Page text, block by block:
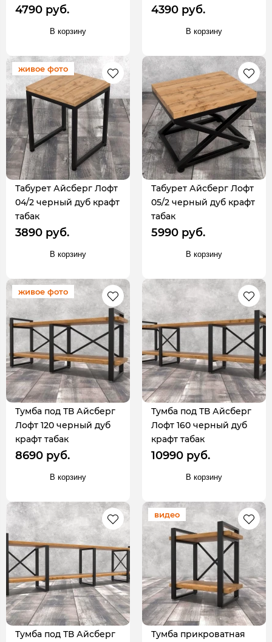
4790 руб.
В корзину
4390 руб.
В корзину
живое фото
Табурет Айсберг Лофт
04/2 черный дуб крафт
табак
3890 руб.
В корзину
Табурет Айсберг Лофт
05/2 черный дуб крафт
табак
5990 руб.
В корзину
живое фото
Тумба под ТВ Айсберг
Лофт 120 черный дуб
крафт табак
8690 руб.
В корзину
Тумба под ТВ Айсберг
Лофт 160 черный дуб
крафт табак
10990 руб.
В корзину
Тумба под ТВ Айсберг
видео
Тумба прикроватная